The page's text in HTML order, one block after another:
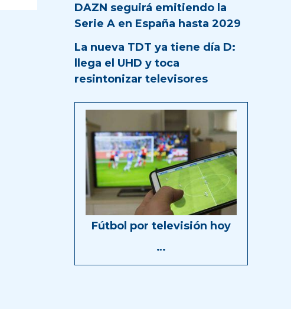
DAZN seguirá emitiendo la
Serie A en España hasta 2029
La nueva TDT ya tiene día D:
llega el UHD y toca
resintonizar televisores
Fútbol por televisión hoy
…